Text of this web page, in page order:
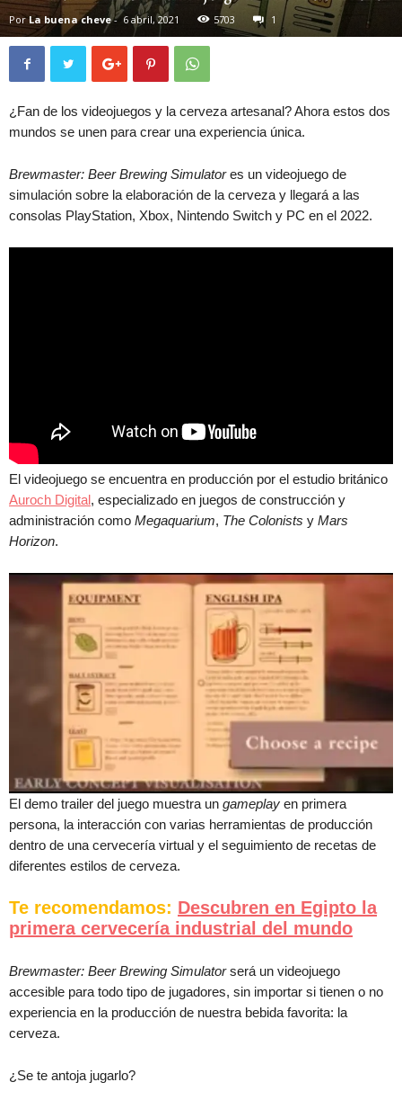
Por La buena cheve- 6 abril, 2021 5703 1
¿Fan de los videojuegos y la cerveza artesanal? Ahora estos dos
mundos se unen para crear una experiencia única.
Brewmaster: Beer Brewing Simulatores un videojuego de
simulación sobre la elaboración de la cerveza y llegará a las
consolas PlayStation, Xbox, Nintendo Switch y PC en el 2022.
El videojuego se encuentra en producción por el estudio británico
Auroch Digital, especializado en juegos de construcción y
administración como Megaquarium, The Colonists y Mars
Horizon.
El demo trailer del juego muestra un gameplay en primera
persona, la interacción con varias herramientas de producción
dentro de una cervecería virtual y el seguimiento de recetas de
diferentes estilos de cerveza.
Te recomendamos: Descubren en Egipto la
primera cervecería industrial del mundo
Brewmaster: Beer Brewing Simulatorserá un videojuego
accesible para todo tipo de jugadores, sin importar si tienen o no
experiencia en la producción de nuestra bebida favorita: la
cerveza.
¿Se te antoja jugarlo?